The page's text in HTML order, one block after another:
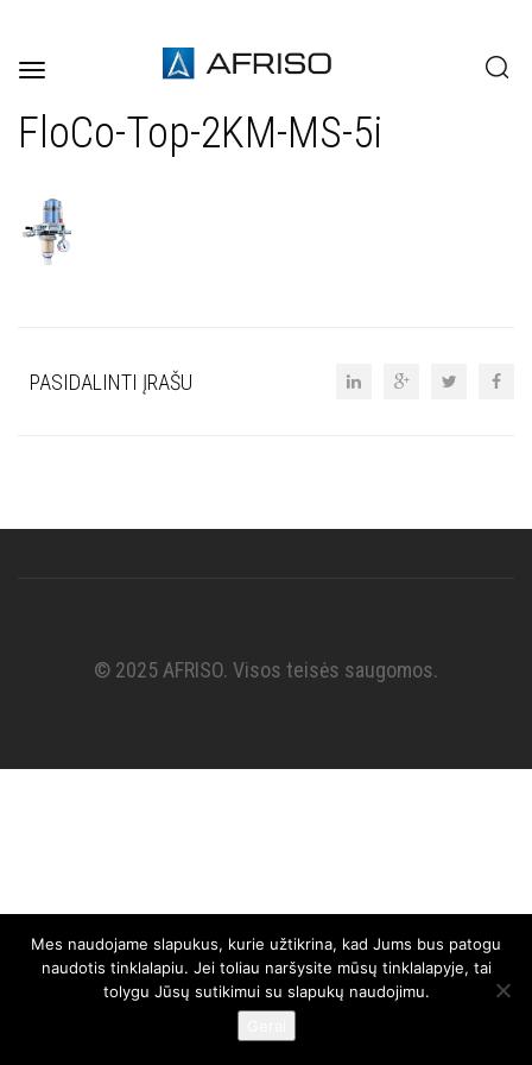
Toggle
FloCo-Top-2KM-MS-5i
PASIDALINTI ĮRAŠU
© 2025 AFRISO. Visos teisės saugomos.
Mes naudojame slapukus, kurie užtikrina, kad Jums bus patogu
naudotis tinklalapiu. Jei toliau naršysite mūsų tinklalapyje, tai
tolygu Jūsų sutikimui su slapukų naudojimu.